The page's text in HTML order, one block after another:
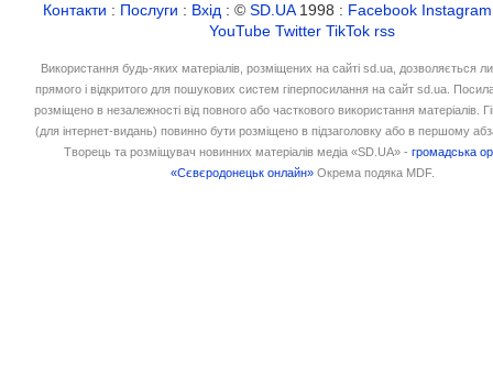
Контакти : Послуги : Вхід : ©SD.UA1998 : Facebook Instagram
YouTube Twitter TikTok rss
Використання будь-яких матеріалів, розміщених на сайті sd.ua, дозволяється
прямого і відкритого для пошукових систем гіперпосилання на сайт sd.ua.
розміщено в незалежності від повного або часткового використання матеріалів.
(для інтернет-видань) повинно бути розміщено в підзаголовку або в першому
Творець та розміщувач новинних матеріалів медіа «SD.UA» -громадська
«Сєвєродонецьк онлайн» Окрема подяка MDF.